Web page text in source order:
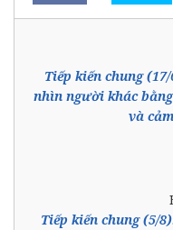
Tiếp kiến chung
nhìn người khác
và
Tiếp kiến chung (5/